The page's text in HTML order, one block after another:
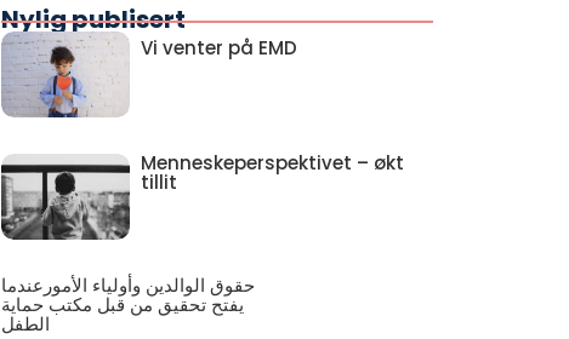
Nylig publisert
Vi venter på EMD
Menneskeperspektivet – økt
tillit
حقوق الوالدين وأولياء الأمورعندما
يفتح تحقيق من قبل مكتب حماية
الطفل